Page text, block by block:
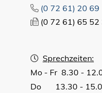
(0 72 61) 20 69
(0 72 61) 65 52
Sprechzeiten:
Mo - Fr 8.30 -
Do 13.30 -